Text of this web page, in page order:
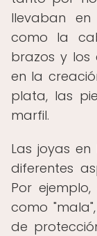
llevaban
como la
brazos y los
en la
plata, las
marfil.
Las joyas
diferentes
Por
como
de